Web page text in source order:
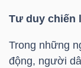
Tư duy chiến
Trong những
động, người
THẾ